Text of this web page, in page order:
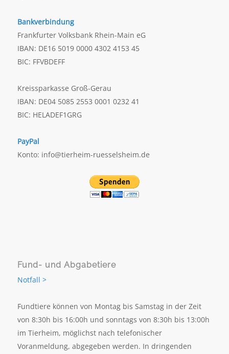
Bankverbindung
Frankfurter Volksbank Rhein-Main eG
IBAN: DE16 5019 0000 4302 4153 45
BIC: FFVBDEFF
Kreissparkasse Groß-Gerau
IBAN: DE04 5085 2553 0001 0232 41
BIC: HELADEF1GRG
PayPal
Konto: info@tierheim-ruesselsheim.de
Fund- und Abgabetiere
Notfall >
Fundtiere können von Montag bis Samstag in der Zeit
von 8:30h bis 16:00h und sonntags von 8:30h bis 13:00h
im Tierheim, möglichst nach telefonischer
Voranmeldung, abgegeben werden. In dringenden